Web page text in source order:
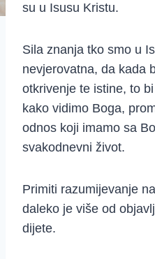
su u Isusu Kristu.
Sila znanja tko smo u
nevjerovatna, da kada
otkrivenje te istine, to
kako vidimo Boga,
odnos koji imamo sa
svakodnevni život.
Primiti razumijevanje
daleko je više od
dijete.